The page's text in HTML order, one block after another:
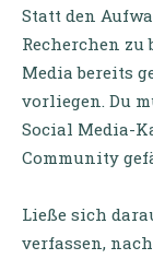
Statt den
Recherchen zu
Media bereits
vorliegen. Du
Social Media-
Community
Ließe sich
verfassen,